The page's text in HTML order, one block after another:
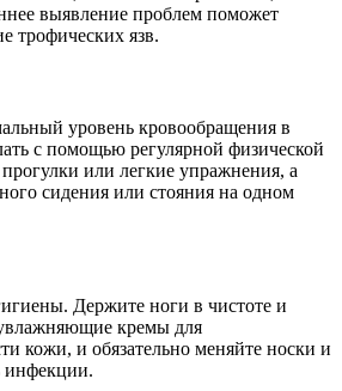
выявление проблем поможет
трофических язв.
уровень кровообращения в
с помощью регулярной физической
или легкие упражнения, а
сидения или стояния на одном
Держите ноги в чистоте и
кремы для
кожи, и обязательно меняйте носки и
инфекции.